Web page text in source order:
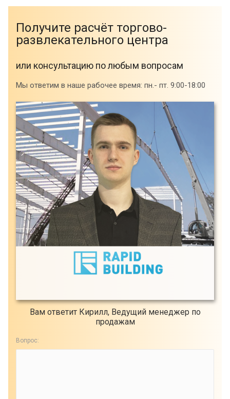
Получите расчёт торгово-
развлекательного центра
или консультацию по любым вопросам
Мы ответим в наше рабочее время: пн.- пт. 9:00-18:00
Вам ответит Кирилл, Ведущий менеджер по
продажам
Вопрос: